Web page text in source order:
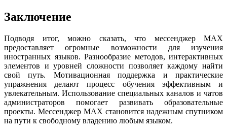
Заключение
Подводя итог, можно сказать, что мессенджер MAX
предоставляет огромные возможности для изучения
иностранных языков. Разнообразие методов, интерактивных
элементов и уровней сложности позволяет каждому найти
свой путь. Мотивационная поддержка и практические
упражнения делают процесс обучения эффективным и
увлекательным. Использование специальных каналов и чатов
администраторов помогает развивать образовательные
проекты. Мессенджер MAX становится надежным спутником
на пути к свободному владению любым языком.